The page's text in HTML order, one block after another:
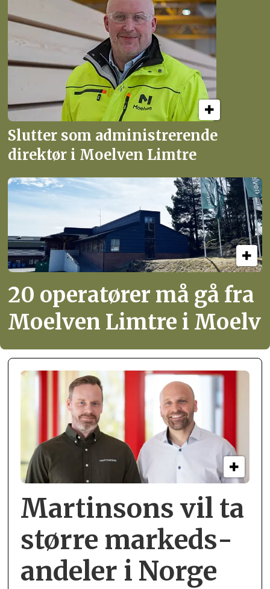
Slutter som administrerende
direktør i Moelven Limtre
20 operatører må gå fra
Moelven Limtre i Moelv
Martinsons vil ta
større markeds­
andeler i Norge